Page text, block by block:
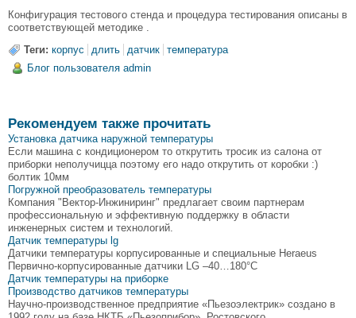
Конфигурация тестового стенда и процедура тестирования описаны в
соответствующей методике .
Теги: корпус длить датчик температура
Блог пользователя admin
Рекомендуем также прочитать
Установка датчика наружной температуры
Если машина с кондиционером то открутить тросик из салона от
приборки неполучицца поэтому его надо открутить от коробки :)
болтик 10мм
Погружной преобразователь температуры
Компания "Вектор-Инжиниринг" предлагает своим партнерам
профессиональную и эффективную поддержку в области
инженерных систем и технологий.
Датчик температуры lg
Датчики температуры корпусированные и специальные Heraeus
Первично-корпусированные датчики LG –40…180°C
Датчик температуры на приборке
Производство датчиков температуры
Научно-производственное предприятие «Пьезоэлектрик» создано в